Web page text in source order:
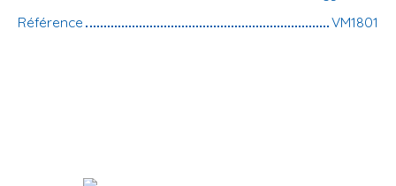
Référence
VM1801